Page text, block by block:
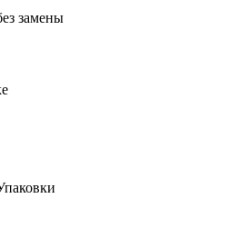
замены